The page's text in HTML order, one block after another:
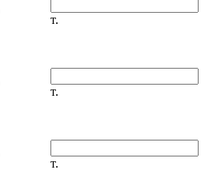
т.
т.
т.